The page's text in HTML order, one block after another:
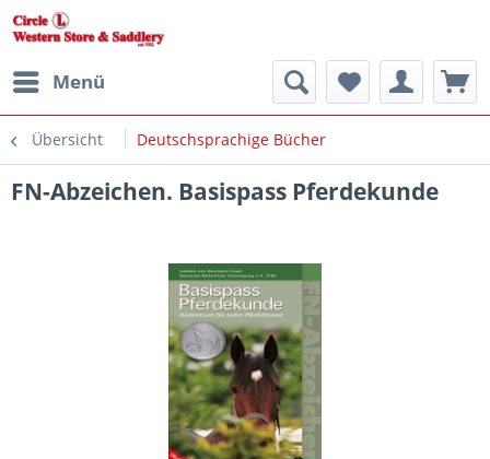
Menü
Übersicht Deutschsprachige Bücher
FN-Abzeichen. Basispass Pferdekunde